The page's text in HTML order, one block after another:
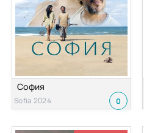
София
Sofia 2024 0